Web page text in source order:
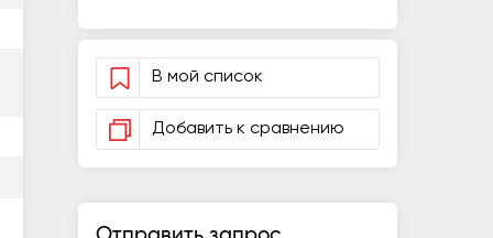
В мой список
Добавить к сравнению